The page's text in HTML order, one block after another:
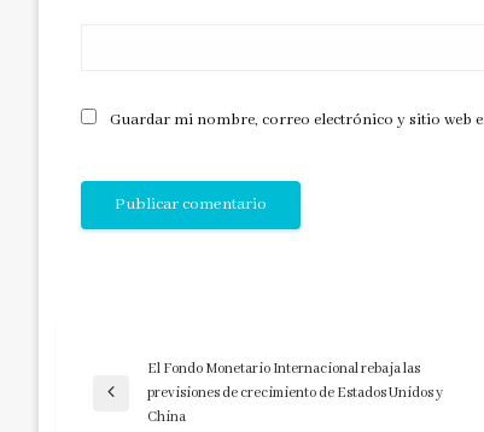
Guardar mi nombre, correo electrónico y sitio web
Navegación
Entrada
El Fondo Monetario Internacional rebaja las
previsiones de crecimiento de Estados Unidos y
China